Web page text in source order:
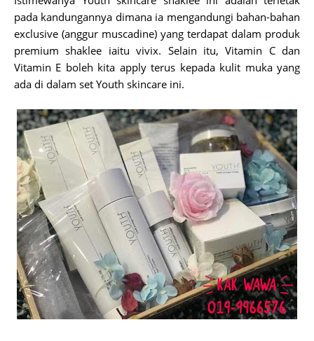
pada kandungannya dimana ia mengandungi bahan-bahan
exclusive (anggur muscadine) yang terdapat dalam produk
premium shaklee iaitu vivix. Selain itu, Vitamin C dan
Vitamin E boleh kita apply terus kepada kulit muka yang
ada di dalam set Youth skincare ini.